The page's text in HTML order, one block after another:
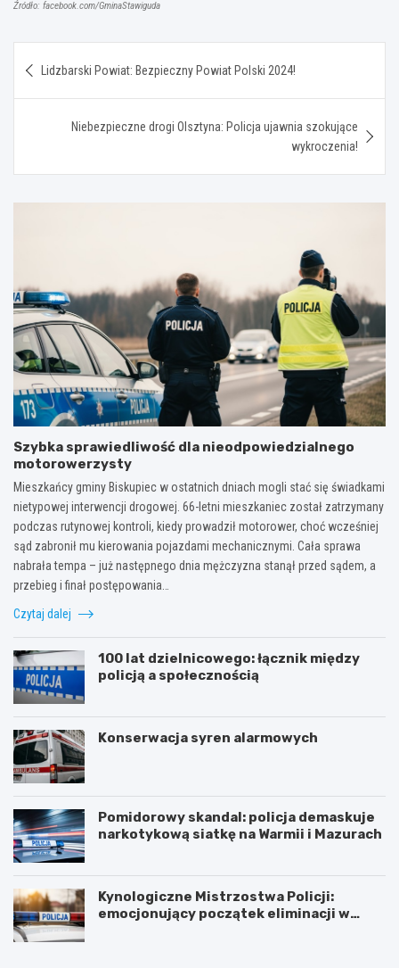
Źródło: facebook.com/GminaStawiguda
wpisu
Lidzbarski Powiat: Bezpieczny Powiat Polski 2024!
Niebezpieczne drogi Olsztyna: Policja ujawnia szokujące
wykroczenia!
Szybka sprawiedliwość dla nieodpowiedzialnego
motorowerzysty
Mieszkańcy gminy Biskupiec w ostatnich dniach mogli stać się świadkami
nietypowej interwencji drogowej. 66-letni mieszkaniec został zatrzymany
podczas rutynowej kontroli, kiedy prowadził motorower, choć wcześniej
sąd zabronił mu kierowania pojazdami mechanicznymi. Cała sprawa
nabrała tempa – już następnego dnia mężczyzna stanął przed sądem, a
przebieg i finał postępowania…
Czytaj dalej
100 lat dzielnicowego: łącznik między
policją a społecznością
Konserwacja syren alarmowych
Pomidorowy skandal: policja demaskuje
narkotykową siatkę na Warmii i Mazurach
Kynologiczne Mistrzostwa Policji:
emocjonujący początek eliminacji w